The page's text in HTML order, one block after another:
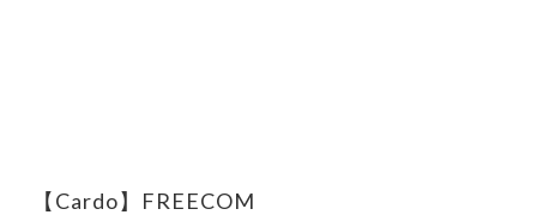
【Cardo】FREECOM